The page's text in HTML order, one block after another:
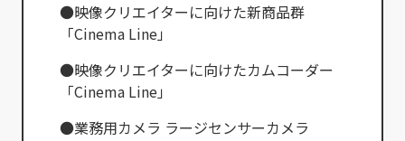
●映像クリエイターに向けた新商品群
「Cinema Line」
●映像クリエイターに向けたカムコーダー
「Cinema Line」
●業務用カメラ ラージセンサーカメラ